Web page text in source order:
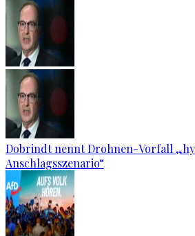
Dobrindt nennt Drohnen-Vorfall
Anschlagsszenario“